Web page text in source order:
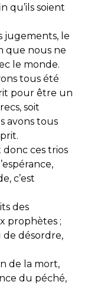
qu’ils soient
jugements, le
que nous ne
le monde.
tous été
pour être un
soit
avons tous
donc ces trios
c’est
des
prophètes ;
de désordre,
de la mort,
du péché,